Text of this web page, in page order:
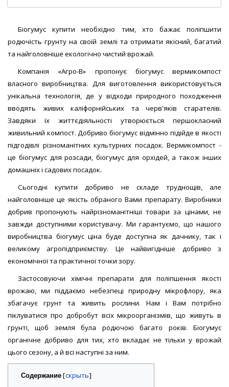
чорний, патогенна мікрофлора відсутня
5/5 1 відгук
Немає в наявності
Код товару:9204
Застосування: Для підживлення рослин та поліпшення
показників грунту
Склад:Гумінові речовини 25-35%; Органічні речовини 50-
70%; Калій 1-2%; Кальцій 4-7%; Волога 30-50%; Кислотність
(ph) 7,0-8,0%; Азот 1-2%; Фосфор 1-3%; Залізо 0,5-1%; Колір
чорний, патогенна мікрофлора відсутня
Упаковка:Поліетиленовий пакет, 50 кг
5/5
Немає в наявності
ЗАМОВИТИ!
Біогумус купити необхідно тим, хто бажає поліпшити
родючість грунту на своїй землі та отримати якісний, багатий
та найголовніше екологічно чистий врожай.
Компанія «Агро-В» пропонує біогумус вермикомпост
власного виробництва. Для виготовлення використовується
унікальна технологія, де у відходи природного походження
вводять живих каліфорнійських та черв'яків старателів.
Завдяки їх життєдіяльності утворюється першокласний
живильний компост. Добриво біогумус відмінно підійде в якості
підгодівлі різноманітних культурних посадок. Вермикомпост -
це біогумус для розсади, біогумус для орхідей, а також інших
домашніх і садових посадок.
Сьогодні купити добриво не складе труднощів, але
найголовніше це якість обраного Вами препарату. Виробники
добрив пропонують найрізноманітніші товари за цінами, не
завжди доступними користувачу. Ми гарантуємо, що нашого
виробництва біогумус ціна буде доступна як дачнику, так і
великому агропідприємству. Це найвигідніше добриво з
економічної та практичної точки зору.
Застосовуючи хімічні препарати для поліпшення якості
врожаю, ми піддаємо небезпеці природну мікрофлору, яка
збагачує грунт та живить рослини. Нам і Вам потрібно
піклуватися про добробут всіх мікроорганізмів, що живуть в
грунті, щоб земля була родючою багато років. Біогумус
органічне добриво для тих, хто вкладає не тільки у врожай
цього сезону, а й всі наступні за ним.
Содержание[
]